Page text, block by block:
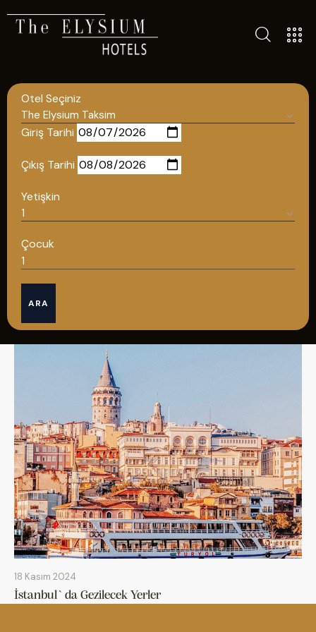
Otel Seçiniz
Giriş Tarihi
Çıkış Tarihi
Yetişkin
Çocuk
ARA
18 Kasım 2024
İstanbul`da Gezilecek Yerler
TÜM OTELLERIMIZ
POLITIKALAR
GIZLILIK POLITIKASI
Türkçe
08502421818
REZERVASYON